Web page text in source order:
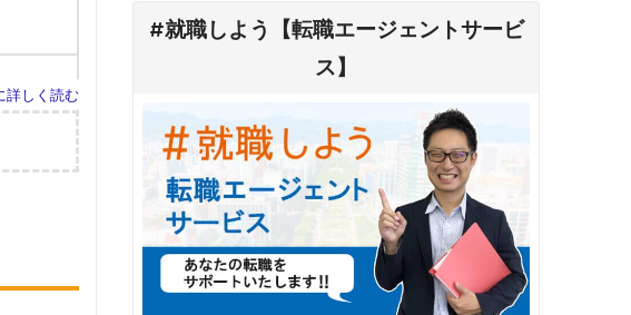
#就職しよう【転職エージェントサービ
ス】